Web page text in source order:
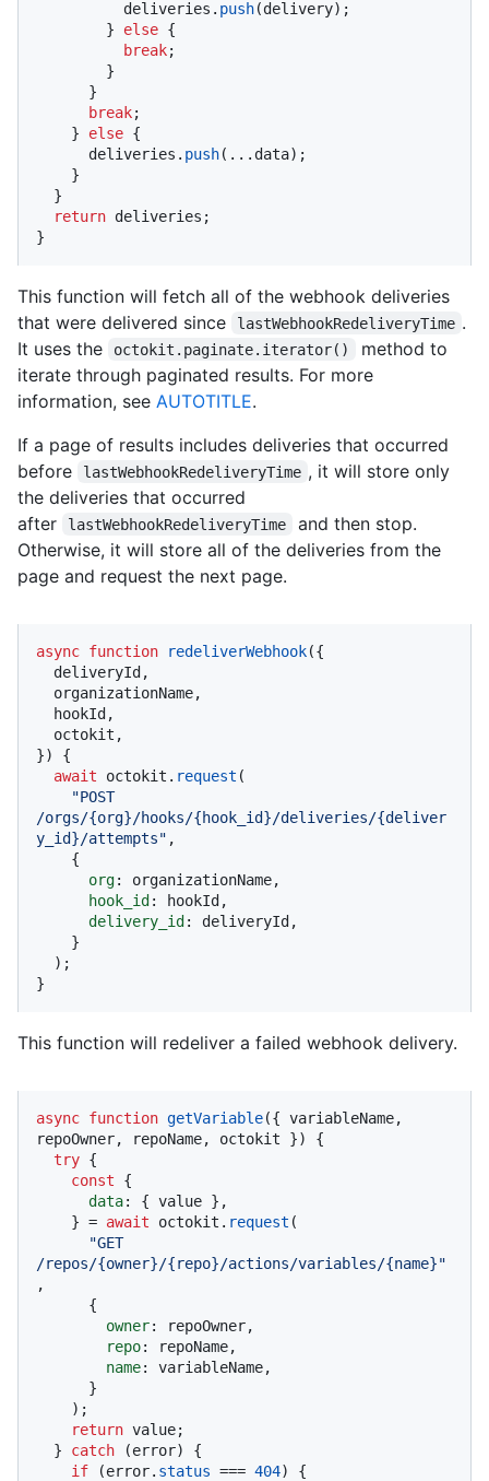
          deliveries.
push(delivery);
        }
else {
break;
break;
    }
else {
      deliveries.
push(...data);
return deliveries;
}
This function will fetch all of the webhook deliveries
that were delivered since
lastWebhookRedeliveryTime .
It uses the
octokit.paginate.iterator()
method to
iterate through paginated results. For more
information, see AUTOTITLE.
If a page of results includes deliveries that occurred
before
lastWebhookRedeliveryTime , it will store only
the deliveries that occurred
after
lastWebhookRedeliveryTime
and then stop.
Otherwise, it will store all of the deliveries from the
page and request the next page.
async function redeliverWebhook({
}) {
await octokit. request (
"POST
/orgs/{org}/hooks/{hook_id}/deliveries/{deliver
y_id}/attempts" ,
org: organizationName,
hook_id : hookId,
delivery_id : deliveryId,
}
This function will redeliver a failed webhook delivery.
async function getVariable({ variableName,
repoOwner, repoName, octokit }) {
try {
const {
data: { value },
    } =
await octokit. request (
"GET
/repos/{owner}/{repo}/actions/variables/{name}"
,
owner: repoOwner,
repo: repoName,
name: variableName,
return value;
  }
catch (error) {
if (error. status === 404) {